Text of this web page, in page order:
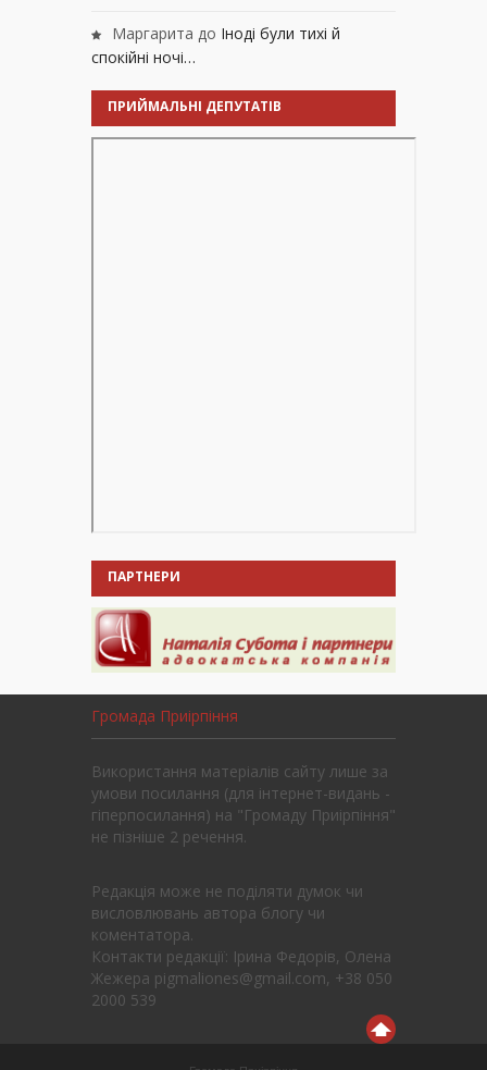
Маргарита до Іноді були тихі й
спокійні ночі…
ПРИЙМАЛЬНІ ДЕПУТАТІВ
ПАРТНЕРИ
Громада Приірпіння
Використання матеріалів сайту лише за
умови посилання (для інтернет-видань -
гіперпосилання) на "Громаду Приірпіння"
не пізніше 2 речення.
Редакція може не поділяти думок чи
висловлювань автора блогу чи
коментатора.
Контакти редакції: Ірина Федорів, Олена
Жежера pigmaliones@gmail.com, +38 050
2000 539